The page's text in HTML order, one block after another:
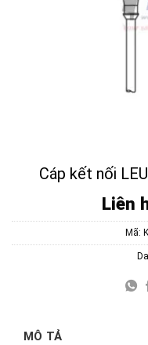
Cáp kết nối
Liên
Mã:
MÔ TẢ